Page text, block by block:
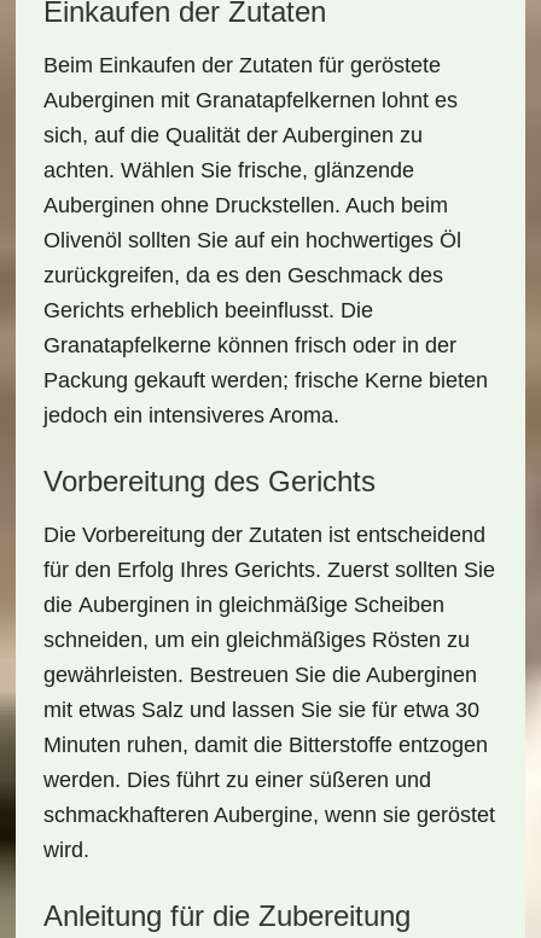
Einkaufen der Zutaten
Beim Einkaufen der Zutaten für geröstete
Auberginen mit Granatapfelkernen lohnt es
sich, auf die Qualitätder Auberginen zu
achten. Wählen Sie frische, glänzende
Auberginen ohne Druckstellen. Auch beim
Olivenöl sollten Sie auf ein hochwertiges Öl
zurückgreifen, da es den Geschmack des
Gerichts erheblich beeinflusst. Die
Granatapfelkernekönnen frisch oder in der
Packung gekauft werden; frische Kerne bieten
jedoch ein intensiveres Aroma.
Vorbereitung des Gerichts
Die Vorbereitung der Zutaten ist entscheidend
für den Erfolg Ihres Gerichts. Zuerst sollten Sie
die Auberginen in gleichmäßige Scheiben
schneiden, um ein gleichmäßiges Rösten zu
gewährleisten. Bestreuen Sie die Auberginen
mit etwas Salzund lassen Sie sie für etwa 30
Minuten ruhen, damit die Bitterstoffe entzogen
werden. Dies führt zu einer süßeren und
schmackhafteren Aubergine, wenn sie geröstet
wird.
Anleitung für die Zubereitung